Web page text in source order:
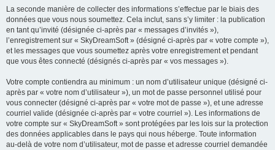
La seconde manière de collecter des informations s’effectue par le biais des
données que vous nous soumettez. Cela inclut, sans s’y limiter : la publication
en tant qu’invité (désignée ci-après par « messages d’invités »),
l’enregistrement sur « SkyDreamSoft » (désigné ci-après par « votre compte »),
et les messages que vous soumettez après votre enregistrement et pendant
que vous êtes connecté (désignés ci-après par « vos messages »).
Votre compte contiendra au minimum : un nom d’utilisateur unique (désigné ci-
après par « votre nom d’utilisateur »), un mot de passe personnel utilisé pour
vous connecter (désigné ci-après par « votre mot de passe »), et une adresse
courriel valide (désignée ci-après par « votre courriel »). Les informations de
votre compte sur « SkyDreamSoft » sont protégées par les lois sur la protection
des données applicables dans le pays qui nous héberge. Toute information
au-delà de votre nom d’utilisateur, mot de passe et adresse courriel demandée